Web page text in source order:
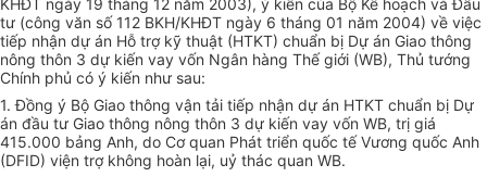
KHĐT ngày 19 tháng 12 năm 2003), ý kiến của Bộ Kế hoạch và Đầu
tư (công văn số 112 BKH/KHĐT ngày 6 tháng 01 năm 2004) về việc
tiếp nhận dự án Hỗ trợ kỹ thuật (HTKT) chuẩn bị Dự án Giao thông
nông thôn 3 dự kiến vay vốn Ngân hàng Thế giới (WB), Thủ tướng
Chính phủ có ý kiến như sau:
1. Đồng ý Bộ Giao thông vận tải tiếp nhận dự án HTKT chuẩn bị Dự
án đầu tư Giao thông nông thôn 3 dự kiến vay vốn WB, trị giá
415.000 bảng Anh, do Cơ quan Phát triển quốc tế Vương quốc Anh
(DFID) viện trợ không hoàn lại, uỷ thác quan WB.